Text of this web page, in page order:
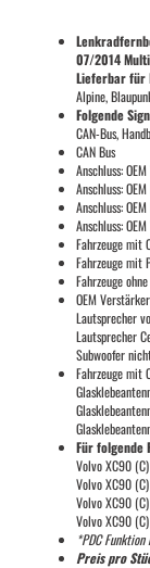
07/2014
Lieferbar für
Alpine,
Folgende
CAN-Bus,
CAN Bus
Anschluss:
Anschluss:
Anschluss:
Anschluss:
Fahrzeuge mit
Fahrzeuge mit
Fahrzeuge
OEM
Lautsprecher
Lautsprecher
Subwoofer
Fahrzeuge mit
Für
Volvo XC90
Volvo XC90
Volvo XC90
Volvo XC90
*PDC
Preis pro